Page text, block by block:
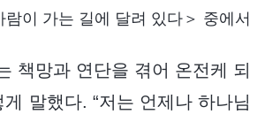
람이 가는 길에 달려 있다＞ 중에서
책망과 연단을 겪어 온전케 되
말했다. “저는 언제나 하나님